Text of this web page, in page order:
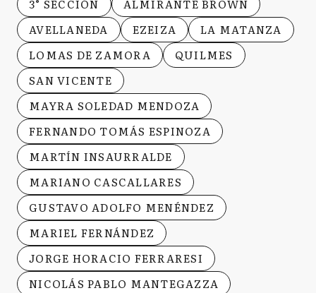
3° SECCIÓN
ALMIRANTE BROWN
AVELLANEDA
EZEIZA
LA MATANZA
LOMAS DE ZAMORA
QUILMES
SAN VICENTE
MAYRA SOLEDAD MENDOZA
FERNANDO TOMÁS ESPINOZA
MARTÍN INSAURRALDE
MARIANO CASCALLARES
GUSTAVO ADOLFO MENÉNDEZ
MARIEL FERNÁNDEZ
JORGE HORACIO FERRARESI
NICOLÁS PABLO MANTEGAZZA